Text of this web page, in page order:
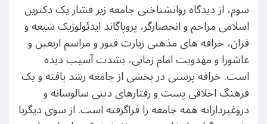
سوم، از دیدگاه روانشناختی جامعه زیر فشار یک دکترین
اسلامی مزاحم و انحصارگر، پروپاگاند ایدئولوژیک شیعه و
قران، خرافه های مذهبی زیارت قبور و مراسم اربعین و
عاشورا و مهدویت امام زمانی، بشدت آسیب دیده
است. خرافه پرستی در بخشی از جامعه رشد یافته و یک
فرهنگ اخلاقی پست و رفتارهای دینی سالوسانه و
دروغپردازانه همه جامعه را فراگرفته است. از سوی دیگربا